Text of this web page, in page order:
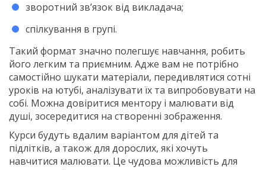
зворотний зв’язок від викладача;
спілкування в групі.
Такий формат значно полегшує навчання, робить
його легким та приємним. Адже вам не потрібно
самостійно шукати матеріали, передивлятися сотні
уроків на ютубі, аналізувати їх та випробовувати на
собі. Можна довіритися ментору і малювати від
душі, зосередитися на створенні зображення.
Курси будуть вдалим варіантом для дітей та
підлітків, а також для дорослих, які хочуть
навчитися малювати. Це чудова можливість для